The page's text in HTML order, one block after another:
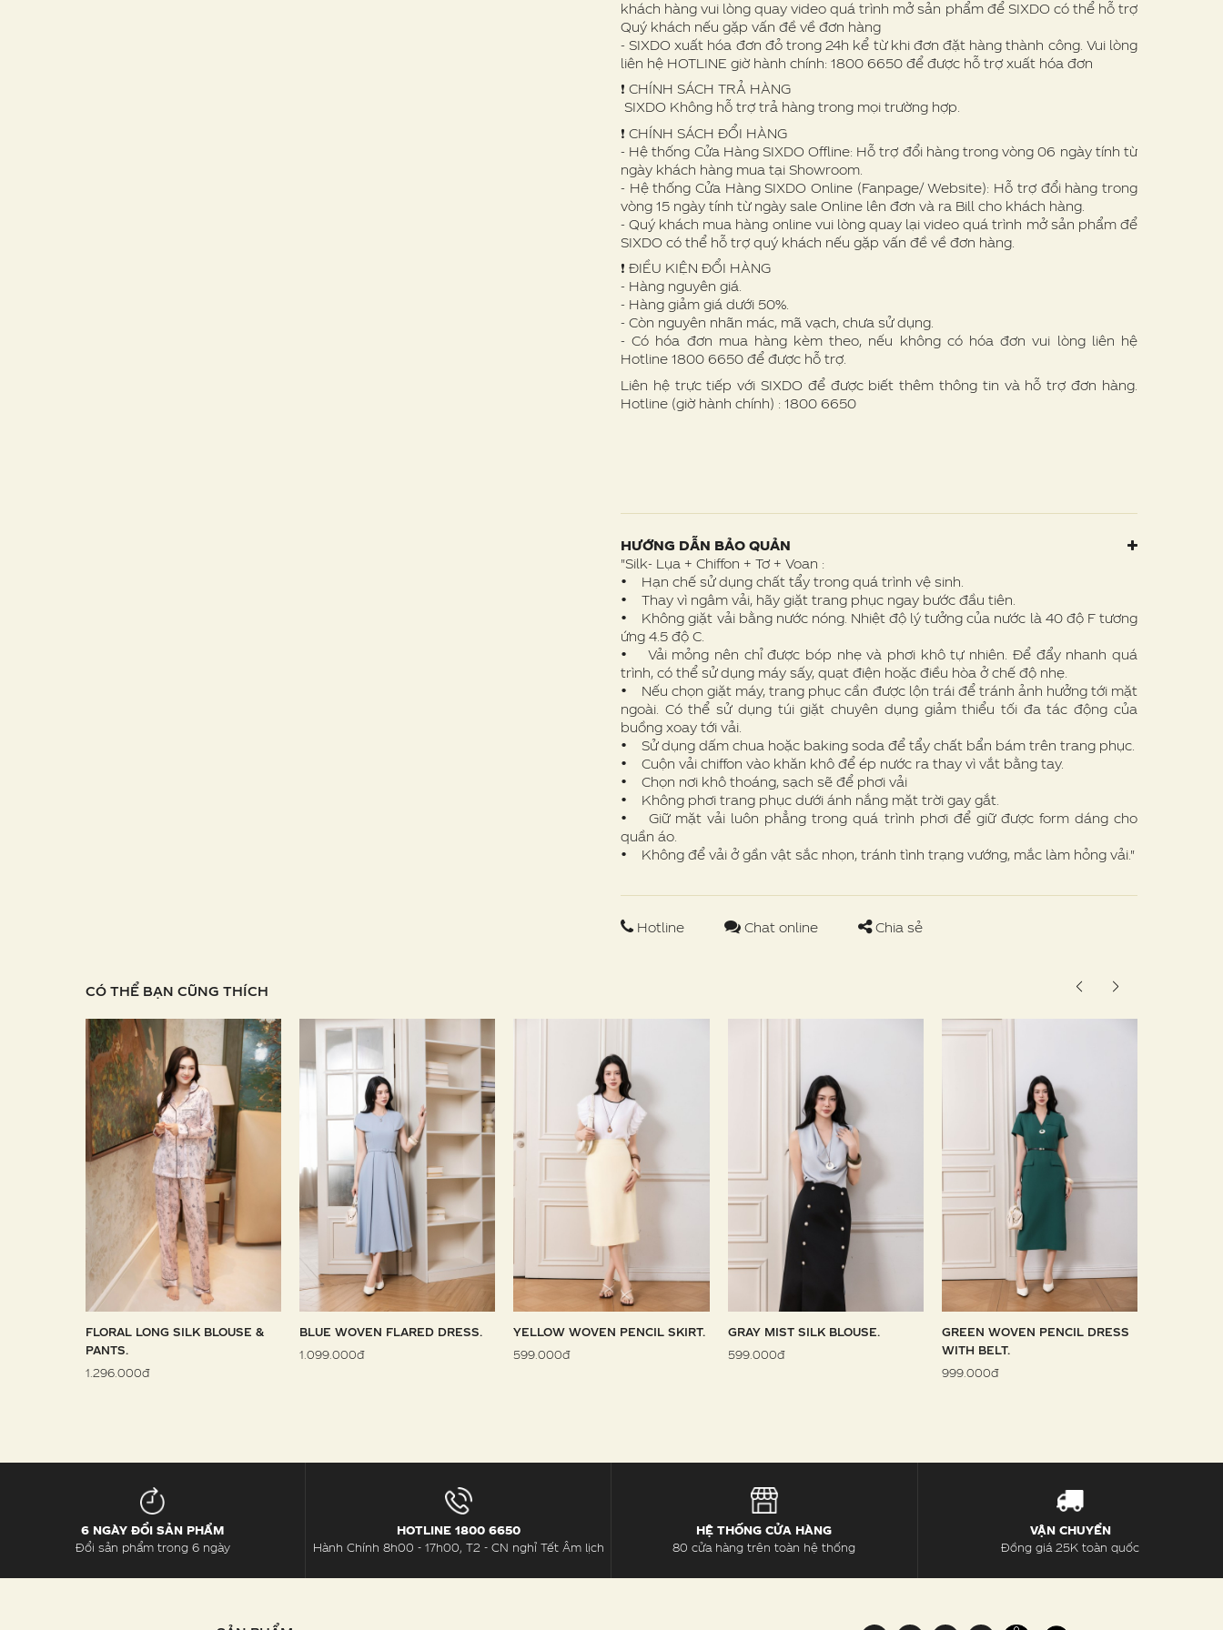
khách hàng vui lòng quay video quá trình mở sản phẩm để SIXDO có thể hỗ trợ
Quý khách nếu gặp vấn đề về đơn hàng
- SIXDO xuất hóa đơn đỏ trong 24h kể từ khi đơn đặt hàng thành công. Vui lòng
liên hệ HOTLINE giờ hành chính: 1800 6650 để được hỗ trợ xuất hóa đơn
❗️ CHÍNH SÁCH TRẢ HÀNG
SIXDO Không hỗ trợ trả hàng trong mọi trường hợp.
❗️ CHÍNH SÁCH ĐỔI HÀNG
- Hệ thống Cửa Hàng SIXDO Offline: Hỗ trợ đổi hàng trong vòng 06 ngày tính từ
ngày khách hàng mua tại Showroom.
- Hệ thống Cửa Hàng SIXDO Online (Fanpage/ Website): Hỗ trợ đổi hàng trong
vòng 15 ngày tính từ ngày sale Online lên đơn và ra Bill cho khách hàng.
- Quý khách mua hàng online vui lòng quay lại video quá trình mở sản phẩm để
SIXDO có thể hỗ trợ quý khách nếu gặp vấn đề về đơn hàng.
❗ ️ĐIỀU KIỆN ĐỔI HÀNG
- Hàng nguyên giá.
- Hàng giảm giá dưới 50%.
- Còn nguyên nhãn mác, mã vạch, chưa sử dụng.
- Có hóa đơn mua hàng kèm theo, nếu không có hóa đơn vui lòng liên hệ
Hotline 1800 6650 để được hỗ trợ.
Liên hệ trực tiếp với SIXDO để được biết thêm thông tin và hỗ trợ đơn hàng.
Hotline (giờ hành chính) : 1800 6650
HƯỚNG DẪN BẢO QUẢN
"Silk- Lụa + Chiffon + Tơ + Voan :
• Hạn chế sử dụng chất tẩy trong quá trình vệ sinh.
• Thay vì ngâm vải, hãy giặt trang phục ngay bước đầu tiên.
• Không giặt vải bằng nước nóng. Nhiệt độ lý tưởng của nước là 40 độ F tương
ứng 4.5 độ C.
• Vải mỏng nên chỉ được bóp nhẹ và phơi khô tự nhiên. Để đẩy nhanh quá
trình, có thể sử dụng máy sấy, quạt điện hoặc điều hòa ở chế độ nhẹ.
• Nếu chọn giặt máy, trang phục cần được lộn trái để tránh ảnh hưởng tới mặt
ngoài. Có thể sử dụng túi giặt chuyên dụng giảm thiểu tối đa tác động của
buồng xoay tới vải.
• Sử dụng dấm chua hoặc baking soda để tẩy chất bẩn bám trên trang phục.
• Cuộn vải chiffon vào khăn khô để ép nước ra thay vì vắt bằng tay.
• Chọn nơi khô thoáng, sạch sẽ để phơi vải
• Không phơi trang phục dưới ánh nắng mặt trời gay gắt.
• Giữ mặt vải luôn phẳng trong quá trình phơi để giữ được form dáng cho
quần áo.
• Không để vải ở gần vật sắc nhọn, tránh tình trạng vướng, mắc làm hỏng vải."
Hotline Chat online Chia sẻ
CÓ THỂ BẠN CŨNG THÍCH
FLORAL LONG SILK BLOUSE &
PANTS.
1.296.000đ
BLUE WOVEN FLARED DRESS.
1.099.000đ
YELLOW WOVEN PENCIL SKIRT.
599.000đ
GRAY MIST SILK BLOUSE.
599.000đ
GREEN WOVEN PENCIL DRESS
WITH BELT.
999.000đ
6 NGÀY ĐỔI SẢN PHẨM
Đổi sản phẩm trong 6 ngày
HOTLINE 1800 6650
Hành Chính 8h00 - 17h00, T2 - CN nghỉ Tết Âm lịch
HỆ THỐNG CỬA HÀNG
80 cửa hàng trên toàn hệ thống
VẬN CHUYỂN
Đồng giá 25K toàn quốc